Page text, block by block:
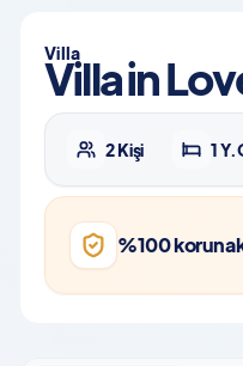
Villa
Villa in
2 Kişi 1
%100